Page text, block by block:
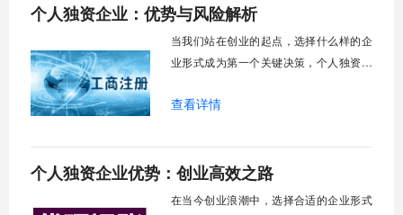
的独木舟，让掌舵者可以自由划向商业的
个人独资企业：优势与风险解析
当我们站在创业的起点，选择什么样的企
业形式成为第一个关键决策，个人独资企
体，以其独特属性在众多企业形态中占据
需要复杂的治理结构，也区别于合伙企业
的多人协作模式，个人独资企业将所有
查看详情
个人独资企业优势：创业高效之路
在当今创业浪潮中，选择合适的企业形式